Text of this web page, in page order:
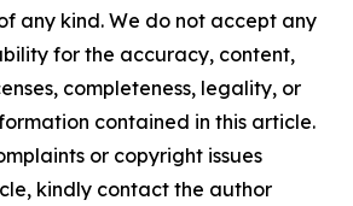
any kind. We do not accept any
for the accuracy, content,
completeness, legality, or
contained in this article.
or copyright issues
kindly contact the author